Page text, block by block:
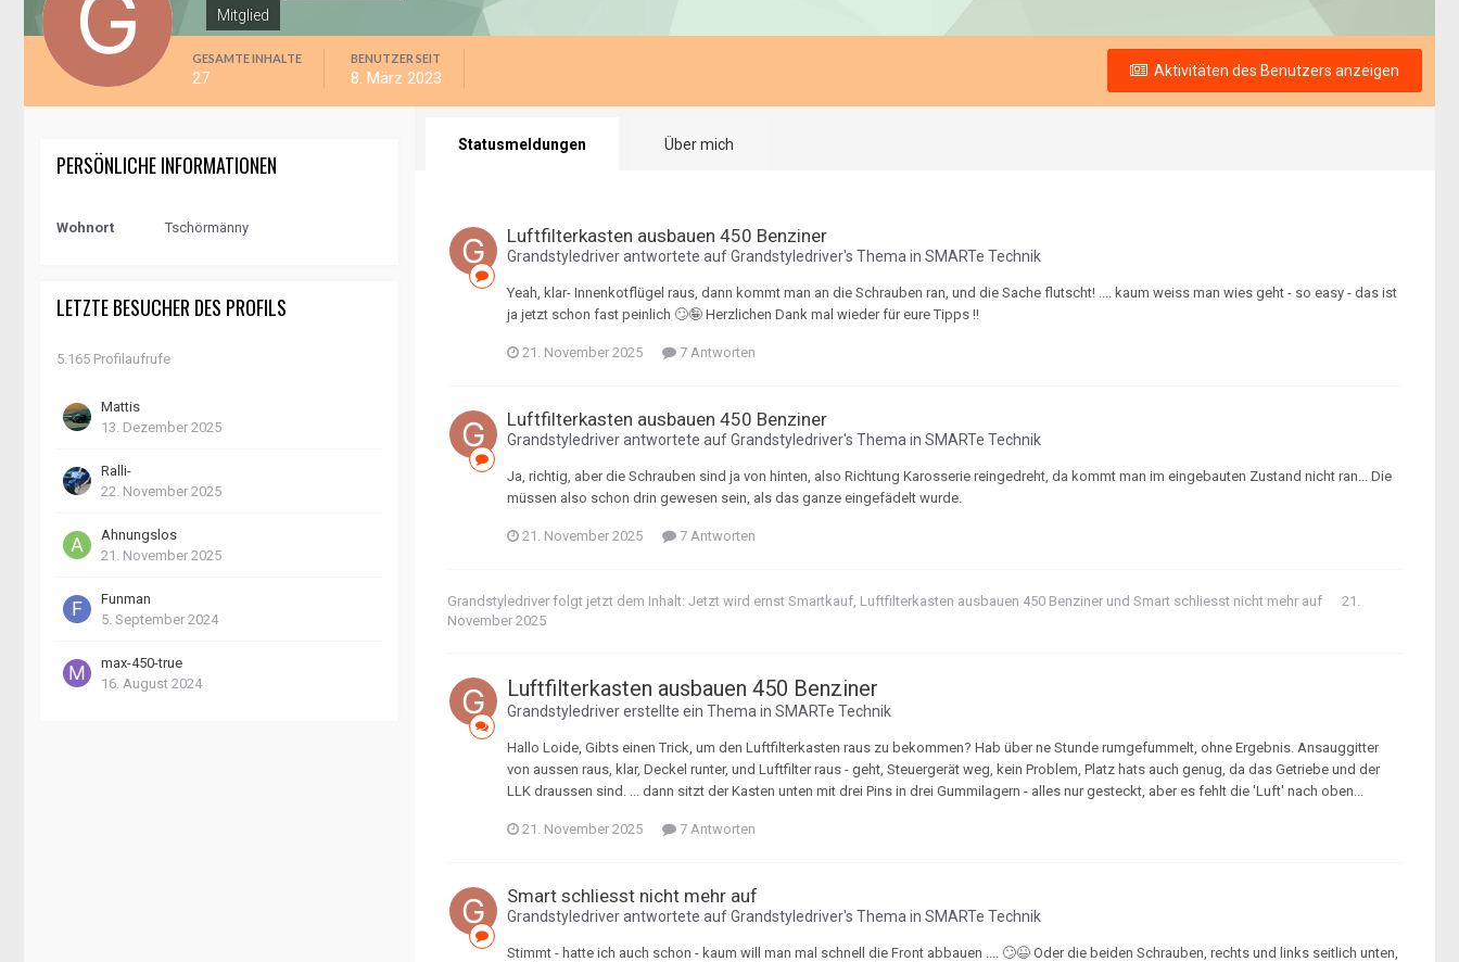
Mitglied
Aktivitäten des Benutzers anzeigen
GESAMTE INHALTE
27
BENUTZER SEIT
8. März 2023
PERSÖNLICHE INFORMATIONEN
Wohnort Tschörmänny
LETZTE BESUCHER DES PROFILS
5.165 Profilaufrufe
Mattis
13. Dezember 2025
Ralli-
22. November 2025
Ahnungslos
21. November 2025
Funman
5. September 2024
max-450-true
16. August 2024
Statusmeldungen Über mich
Luftfilterkasten ausbauen 450 Benziner
Grandstyledriverantwortete aufGrandstyledriver's Thema in SMARTe Technik
Yeah, klar- Innenkotflügel raus, dann kommt man an die Schrauben ran, und die Sache flutscht! .... kaum weiss man wies geht - so easy - das ist
ja jetzt schon fast peinlich 🙄🤪 Herzlichen Dank mal wieder für eure Tipps !!
21. November 2025 7 Antworten
Luftfilterkasten ausbauen 450 Benziner
Grandstyledriverantwortete aufGrandstyledriver's Thema in SMARTe Technik
Ja, richtig, aber die Schrauben sind ja von hinten, also Richtung Karosserie reingedreht, da kommt man im eingebauten Zustand nicht ran... Die
müssen also schon drin gewesen sein, als das ganze eingefädelt wurde.
21. November 2025 7 Antworten
Grandstyledriver folgt jetzt dem Inhalt: Jetzt wird ernst Smartkauf, Luftfilterkasten ausbauen 450 Benziner und Smart schliesst nicht mehr auf
21.
November 2025
Luftfilterkasten ausbauen 450 Benziner
Grandstyledrivererstellte ein Thema in SMARTe Technik
Hallo Loide, Gibts einen Trick, um den Luftfilterkasten raus zu bekommen? Hab über ne Stunde rumgefummelt, ohne Ergebnis. Ansauggitter
von aussen raus, klar, Deckel runter, und Luftfilter raus - geht, Steuergerät weg, kein Problem, Platz hats auch genug, da das Getriebe und der
LLK draussen sind. ... dann sitzt der Kasten unten mit drei Pins in drei Gummilagern - alles nur gesteckt, aber es fehlt die 'Luft' nach oben...
21. November 2025 7 Antworten
Smart schliesst nicht mehr auf
Grandstyledriverantwortete aufGrandstyledriver's Thema in SMARTe Technik
Stimmt - hatte ich auch schon - kaum will man mal schnell die Front abbauen .... 🙄😆 Oder die beiden Schrauben, rechts und links seitlich unten,